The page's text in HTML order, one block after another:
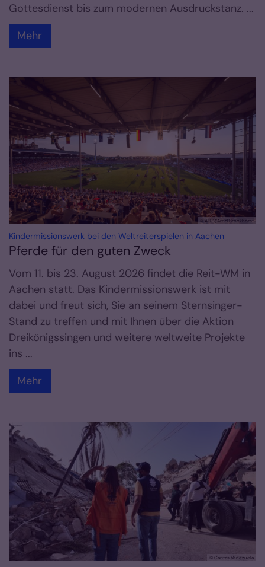
Gottesdienst bis zum modernen Ausdruckstanz. ...
Mehr
© ALRV/Arnd Brockhorst
Kindermissionswerk bei den Weltreiterspielen in Aachen
Pferde für den guten Zweck
Vom 11. bis 23. August 2026 findet die Reit-WM in
Aachen statt. Das Kindermissionswerk ist mit
dabei und freut sich, Sie an seinem Sternsinger-
Stand zu treffen und mit Ihnen über die Aktion
Dreikönigssingen und weitere weltweite Projekte
ins ...
Mehr
© Caritas Venezuela